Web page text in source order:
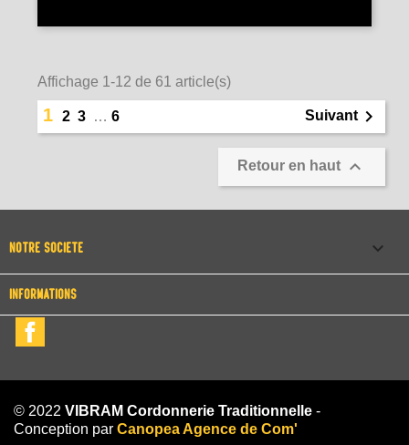
Affichage 1-12 de 61 article(s)
1 2 3 … 6 Suivant
Retour en haut 
NOTRE SOCIÉTÉ 
INFORMATIONS
© 2022 VIBRAM Cordonnerie Traditionnelle -
Conception par Canopea Agence de Com'